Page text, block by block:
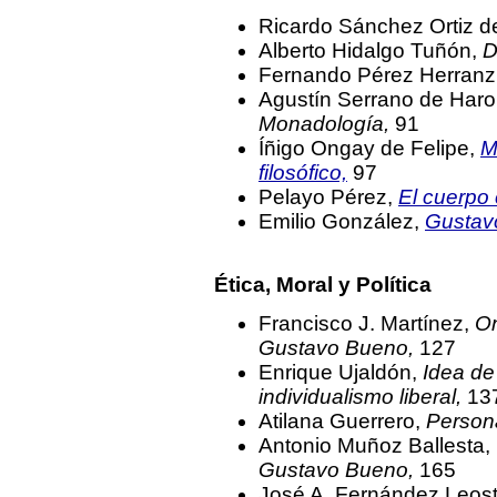
Ricardo Sánchez Ortiz
Alberto Hidalgo Tuñón,
Fernando Pérez
Agustín Serrano de
Monadología, 91
Íñigo Ongay de Felipe,
filosófico, 97
Pelayo Pérez, El cuerpo
Emilio González,
Ética, Moral y Política
Francisco J. Martínez,
Gustavo Bueno, 127
Enrique Ujaldón, Idea
individualismo liberal,
Atilana Guerrero,
Antonio Muñoz Ballesta,
Gustavo Bueno, 165